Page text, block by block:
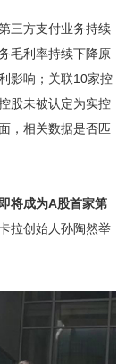
三方支付业务持续
毛利率持续下降原
影响；关联10家控
股未被认定为实控
，相关数据是否匹
将成为A股首家第
拉创始人孙陶然举